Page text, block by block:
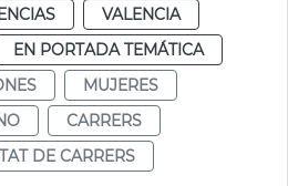
VALENCIA
EN PORTADA TEMÁTICA
MUJERES
CARRERS
DE CARRERS